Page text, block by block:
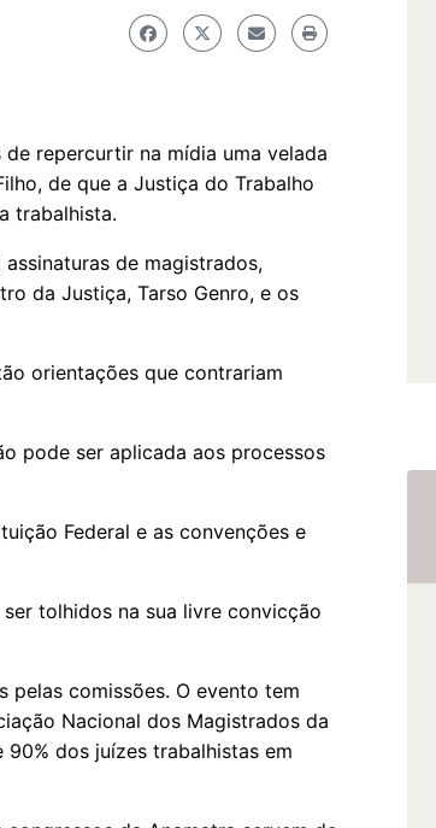
repercurtir na mídia uma velada
de que a Justiça do Trabalho
trabalhista.
de magistrados,
da Justiça, Tarso Genro, e os
orientações que contrariam
pode ser aplicada aos processos
Federal e as convenções e
tolhidos na sua livre convicção
pelas comissões. O evento tem
Nacional dos Magistrados da
dos juízes trabalhistas em